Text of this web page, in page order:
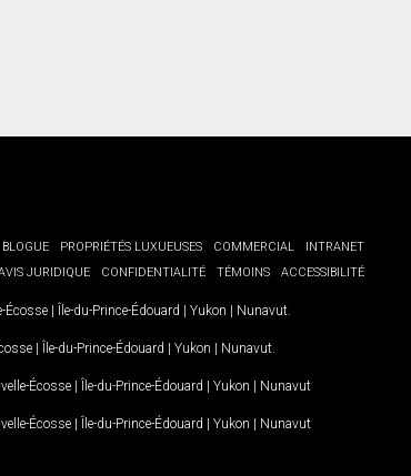
BLOGUE PROPRIÉTÉS LUXUEUSES COMMERCIAL
INTRANET
JURIDIQUE
CONFIDENTIALITÉ TÉMOINS ACCESSIBILITÉ
Écosse | Île-du-Prince-Édouard | Yukon | Nunavut
| Île-du-Prince-Édouard | Yukon | Nunavut
Écosse | Île-du-Prince-Édouard | Yukon | Nunavut
Écosse | Île-du-Prince-Édouard | Yukon | Nunavut